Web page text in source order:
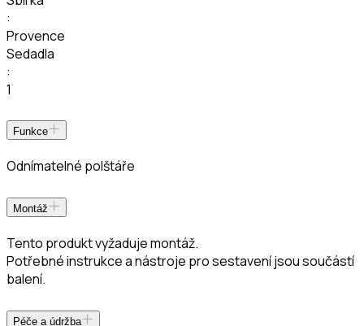
:
Provence
Sedadla
:
1
Funkce
Odnímatelné polštáře
Montáž
Tento produkt vyžaduje montáž.
Potřebné instrukce a nástroje pro sestavení jsou součástí
balení.
Péče a údržba